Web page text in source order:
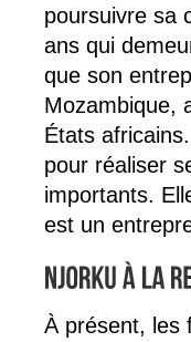
poursuivre sa
ans qui
que son
Mozambique,
États
pour réaliser
importants.
est un
À présent, les